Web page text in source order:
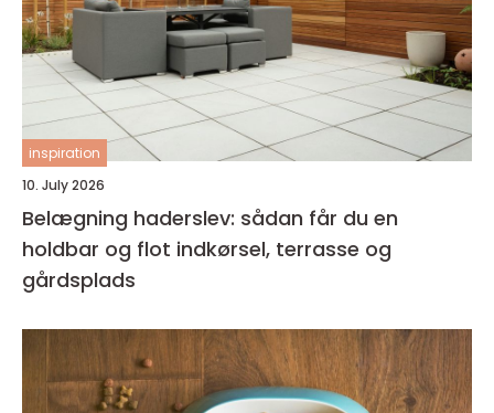
inspiration
10. July 2026
Belægning haderslev: sådan får du en
holdbar og flot indkørsel, terrasse og
gårdsplads